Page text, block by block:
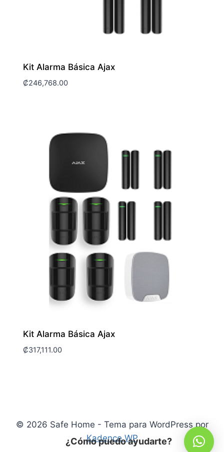
Kit Alarma Básica Ajax
₡246,768.00
Kit Alarma Básica Ajax
₡317,111.00
© 2026 Safe Home - Tema para WordPress por
Kadence WP
¿Cómo puedo ayudarte?